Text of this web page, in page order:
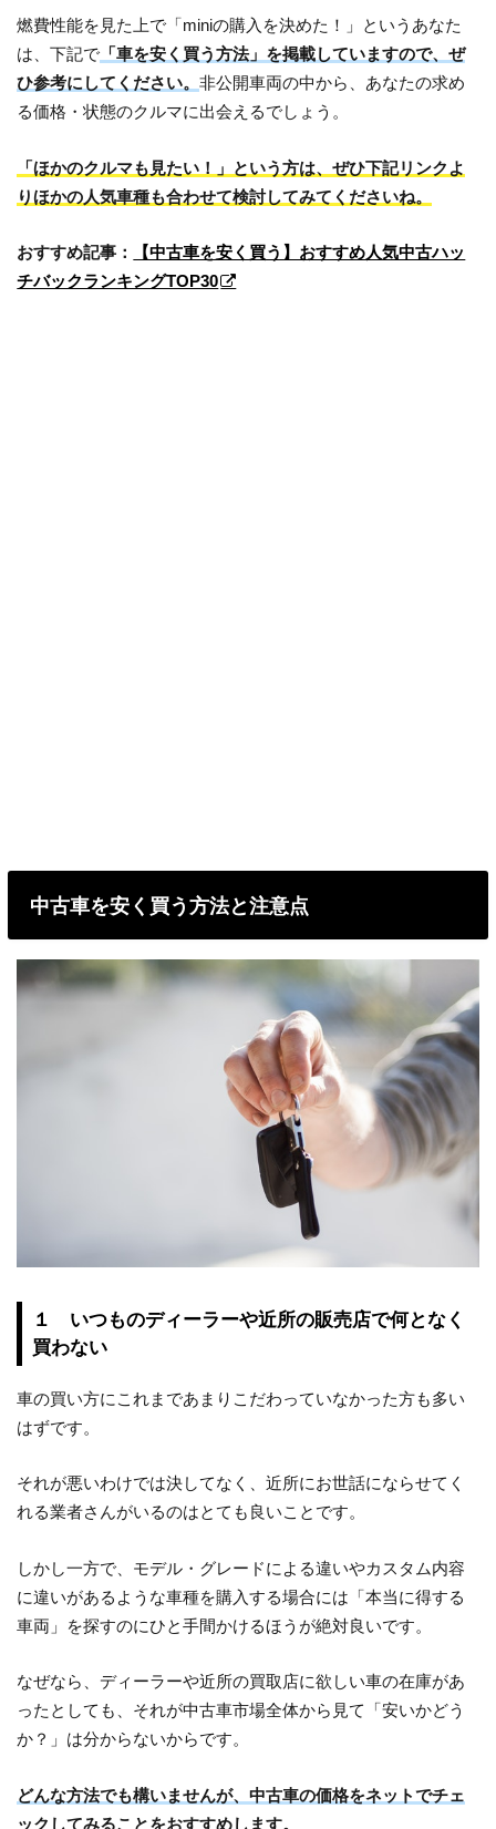
燃費性能を見た上で「miniの購入を決めた！」というあなた
は、下記で 「車を安く買う方法」を掲載していますので、ぜ
ひ参考にしてください。非公開車両の中から、あなたの求め
る価格・状態のクルマに出会えるでしょう。
「ほかのクルマも見たい！」という方は、ぜひ下記リンクよ
りほかの人気車種も合わせて検討してみてくださいね。
おすすめ記事：
【中古車を安く買う】おすすめ人気中古ハッ
チバックランキングTOP30
中古車を安く買う方法と注意点
１ いつものディーラーや近所の販売店で何となく
買わない
車の買い方にこれまであまりこだわっていなかった方も多い
はずです。
それが悪いわけでは決してなく、近所にお世話にならせてく
れる業者さんがいるのはとても良いことです。
しかし一方で、モデル・グレードによる違いやカスタム内容
に違いがあるような車種を購入する場合には「本当に得する
車両」を探すのにひと手間かけるほうが絶対良いです。
なぜなら、ディーラーや近所の買取店に欲しい車の在庫があ
ったとしても、それが中古車市場全体から見て「安いかどう
か？」は分からないからです。
どんな方法でも構いませんが、中古車の価格をネットでチェ
ックしてみることをおすすめします。